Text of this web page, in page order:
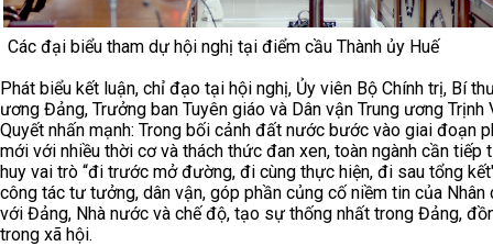
Các đại biểu tham dự hội nghị tại điểm cầu Thành ủy Huế
Phát biểu kết luận, chỉ đạo tại hội nghị, Ủy viên Bộ Chính trị, Bí
ương Đảng, Trưởng ban Tuyên giáo và Dân vận Trung ương Trịnh
Quyết nhấn mạnh: Trong bối cảnh đất nước bước vào giai đoạn
mới với nhiều thời cơ và thách thức đan xen, toàn ngành cần tiếp
huy vai trò “đi trước mở đường, đi cùng thực hiện, đi sau tổng
công tác tư tưởng, dân vận, góp phần củng cố niềm tin của Nhân
với Đảng, Nhà nước và chế độ, tạo sự thống nhất trong Đảng,
trong xã hội.